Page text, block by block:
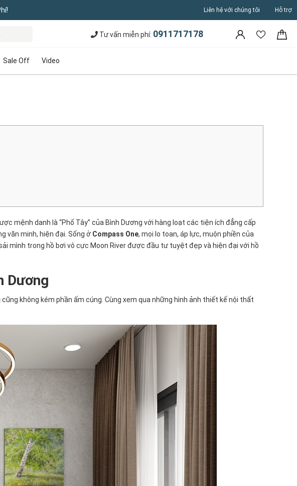
Liên hệ với chúng tôi Hỗ trợ
Sale Off Video
Tư vấn miễn phí: 0911717178
mệnh danh là “Phố Tây” của Bình Dương với hàng loạt các tiện ích đẳng cấp
văn minh, hiện đại. Sống ở Compass One, mọi lo toan, áp lực, muộn phiền của
mình trong hồ bơi vô cực Moon River được đầu tư tuyệt đẹp và hiện đại với hồ
Dương
không kém phần ấm cúng. Cùng xem qua những hình ảnh thiết kế nội thất